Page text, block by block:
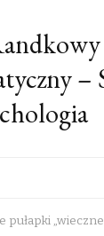
–
pułapki